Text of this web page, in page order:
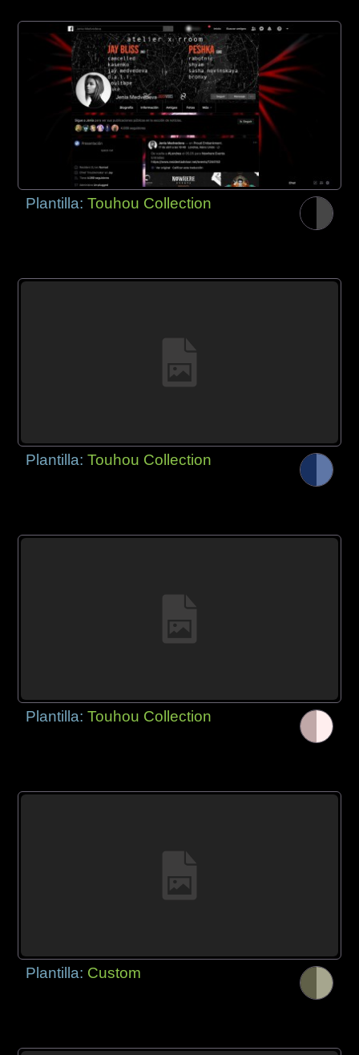
Plantilla:Touhou Collection
Plantilla:Touhou Collection
Plantilla:Touhou Collection
Plantilla: Custom